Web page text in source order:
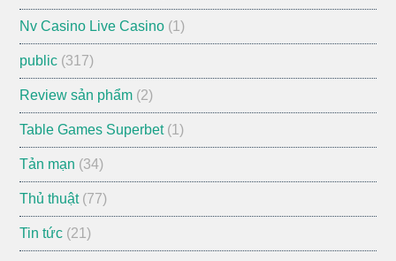
Nv Casino Live Casino (1)
public (317)
Review sản phẩm (2)
Table Games Superbet(1)
Tản mạn (34)
Thủ thuật(77)
Tin tức (21)